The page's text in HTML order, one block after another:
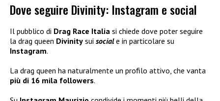
Dove seguire Divinity: Instagram e social
Il pubblico di Drag Race Italia si chiede dove poter seguire
la drag queen Divinity sui sociale in particolare su
Instagram.
La drag queen ha naturalmente un profilo attivo, che vanta
più di 16 mila followers.